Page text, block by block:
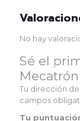
No hay
Sé el
Tu dirección
campos
Tu